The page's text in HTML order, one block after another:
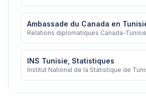
Ambassade du Canada en
Relations diplomatiques Canada-Tunisie
INS Tunisie, Statistiques
Institut National de la Statistique de